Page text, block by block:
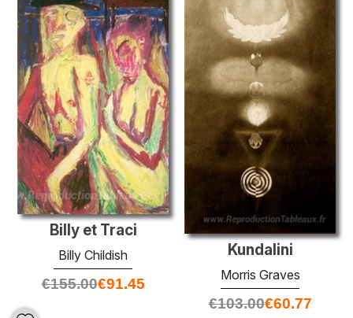
Kundalini
Morris Graves
€103.00€60.77
Billy et Traci
Billy Childish
€155.00€91.45